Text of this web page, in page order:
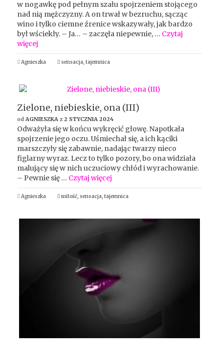
w nogawkę pod pełnym szału spojrzeniem stojącego
nad nią mężczyzny. A on trwał w bezruchu, sącząc
wino i tylko ciemne źrenice wskazywały, jak bardzo
był wściekły. – Ja… – zaczęła niepewnie, … Czytaj
więcej
Agnieszka sensacja, tajemnica
Zielone, niebieskie, ona (III)
od AGNIESZKA z 2 STYCZNIA 2024
Odważyła się w końcu wykręcić głowę. Napotkała
spojrzenie jego oczu. Uśmiechał się, a ich kąciki
marszczyły się zabawnie, nadając twarzy nieco
figlarny wyraz. Lecz to tylko pozory, bo ona widziała
malujący się w nich uczuciowy chłód i wyrachowanie.
– Pewnie się … Czytaj więcej
Agnieszka miłość, sensacja, tajemnica